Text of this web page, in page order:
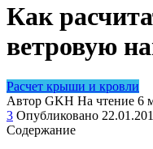
Как
ветровую
Расчет крыши и кровли
Автор GKH На чтение 6
3 Опубликовано
Содержание